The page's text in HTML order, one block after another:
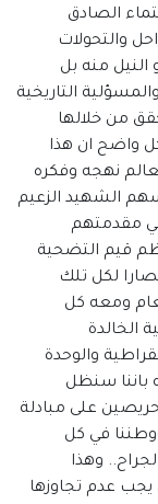
الصادق
والتحولات
منه بل
التاريخية
من خلالها
واضح ان هذا
نهجه وفكره
الشهيد الزعيم
مقدمتهم
قيم التضحية
لكل تلك
ومعه كل
الخالدة
والوحدة
باننا سنظل
على مبادلة
في كل
وهذا
عدم تجاوزها